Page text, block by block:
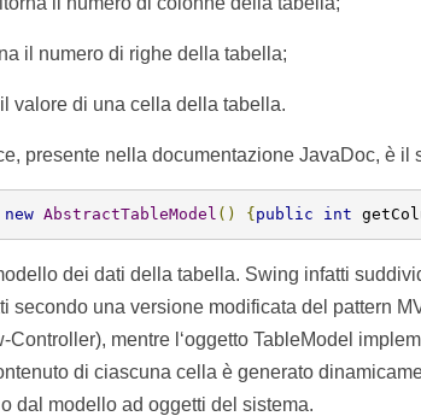
il numero di righe della tabella;
valore di una cella della tabella.
presente nella documentazione JavaDoc, è il
new AbstractTableModel () { public int
dei dati della tabella. Swing infatti
secondo una versione modificata del pattern
Controller), mentre l‘oggetto TableModel
di ciascuna cella è generato
dal modello ad oggetti del sistema.